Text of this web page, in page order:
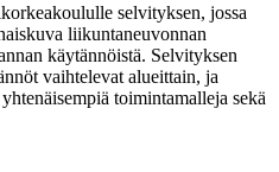
selvityksen, jossa
liikuntaneuvonnan
käytännöistä. Selvityksen
vaihtelevat alueittain, ja
toimintamalleja sekä